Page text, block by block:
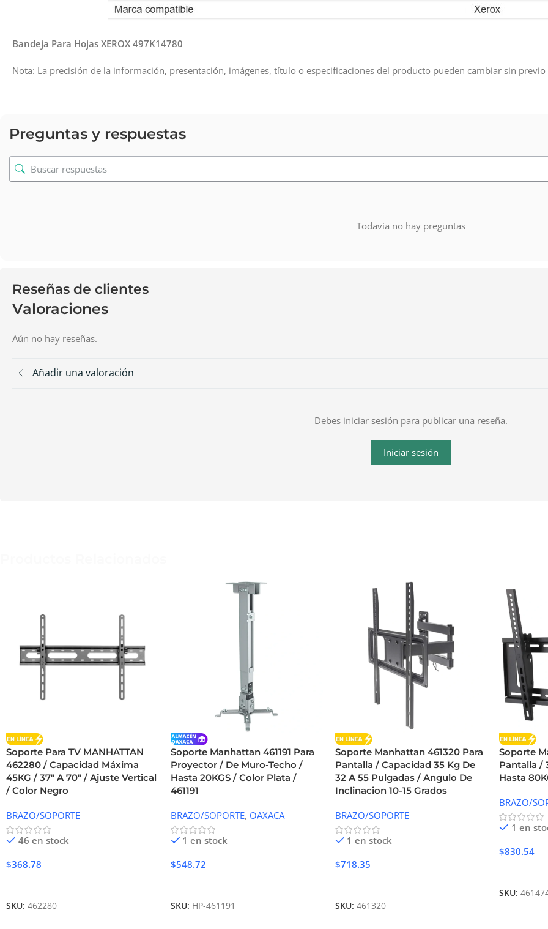
Bandeja Para Hojas XEROX 497K14780
Nota: La precisión de la información, presentación, imágenes, título o especificaciones del producto pueden cambiar sin previo
Preguntas y respuestas
Todavía no hay preguntas
Reseñas de clientes
Valoraciones
Aún no hay reseñas.
Añadir una valoración
Debes iniciar sesión para publicar una reseña.
Iniciar sesión
Soporte Para TV MANHATTAN
462280 / Capacidad Máxima
45KG / 37″ A 70″ / Ajuste Vertical
/ Color Negro
BRAZO/SOPORTE
46 en stock
$368.78
SKU: 462280
Soporte Manhattan 461191 Para
Proyector / De Muro-Techo /
Hasta 20KGS / Color Plata /
461191
BRAZO/SOPORTE, OAXACA
1 en stock
$548.72
SKU: HP-461191
Soporte Manhattan 461320 Para
Pantalla / Capacidad 35 Kg De
32 A 55 Pulgadas / Angulo De
Inclinacion 10-15 Grados
BRAZO/SOPORTE
1 en stock
$718.35
SKU: 461320
Soporte
Pantalla /
Hasta
BRAZO/
1 en
$830.54
SKU: